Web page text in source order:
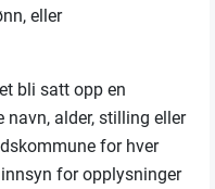
eller
bli satt opp en
alder, stilling eller
for hver
for opplysninger